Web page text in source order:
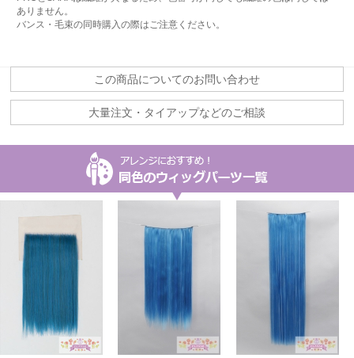
ありません。
バンス・毛束の同時購入の際はご注意ください。
この商品についてのお問い合わせ
大量注文・タイアップなどのご相談